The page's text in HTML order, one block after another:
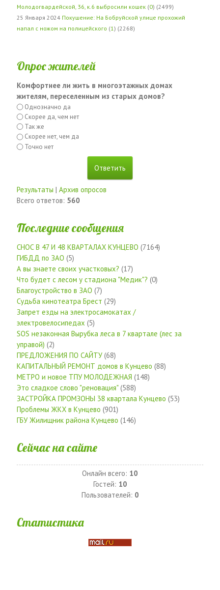
Молодогвардейской, 36, к.6 выбросили кошек (0) (2499)
25 Января 2024 Покушение: На Бобруйской улице прохожий
напал с ножом на полицейского (1 ) (2268)
Опрос жителей
Комфортнее ли жить в многоэтажных домах
жителям, переселенным из старых домов?
Однозначно да
Скорее да, чем нет
Так же
Скорее нет, чем да
Точно нет
Результаты | Архив опросов
Всего ответов: 560
Последние сообщения
СНОС В 47 И 48 КВАРТАЛАХ КУНЦЕВО (7164)
ГИБДД по ЗАО (5)
А вы знаете своих участковых? (17)
Что будет с лесом у стадиона "Медик"? (0)
Благоустройство в ЗАО (7)
Судьба кинотеатра Брест (29)
Запрет езды на электросамокатах /
электровелосипедах (5)
SOS незаконная Вырубка леса в 7 квартале (лес за
управой) (2)
ПРЕДЛОЖЕНИЯ ПО САЙТУ(68)
КАПИТАЛЬНЫЙ РЕМОНТ домов в Кунцево (88)
МЕТРО и новое ТПУ МОЛОДЕЖНАЯ (148)
Это сладкое слово "реновация" (588)
ЗАСТРОЙКА ПРОМЗОНЫ 38 квартала Кунцево (53)
Проблемы ЖКХ в Кунцево (901)
ГБУ Жилищник района Кунцево (146)
Сейчас на сайте
Онлайн всего: 10
Гостей: 10
Пользователей: 0
Статистика